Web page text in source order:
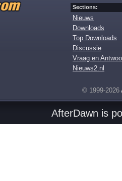
Sections:
Nieuws
Downloads
Top Downloads
Discussie
Vraag en
Nieuws2.nl
© 1999-2026
AfterDawn is